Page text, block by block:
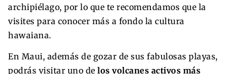
archipiélago, por lo que te recomendamos que la
visites para conocer más a fondo la cultura
hawaiana.
En Maui, además de gozar de sus fabulosas playas,
podrás visitar uno de los volcanes activos más